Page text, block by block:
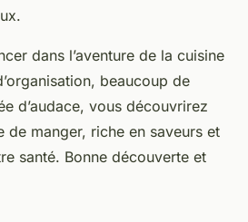
dans l’aventure de la cuisine
beaucoup de
d’audace, vous découvrirez
de manger, riche en saveurs et
santé. Bonne découverte et